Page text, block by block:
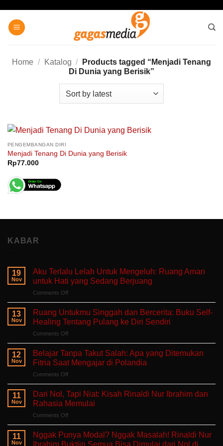
content
Home / Katalog /
Products tagged “Menjadi Tenang
Di Dunia yang Berisik”
PENGEMBANGAN DIRI
Menjadi Tenang Di Dunia yang Berisik
Rp77.000
KABAR
19
Nov
Aku Terlalu Lelah Untuk Mengeluh: Ruang Aman
untuk Hati yang Sedang Berjuang
Comments Offon
Terlalu
Untuk
Mengeluh:
Ruang
Aman
untuk
Sedang
Berjuang
13
Nov
Ruang Untukmu Singgah dan Bercerita: Buku Self-
Healing Tentang Pulang ke Diri Sendiri
Comments Offon
Untukmu
Singgah
dan
Bercerita:
Buku
Self-
Healing
ke
Diri
Sendiri
12
Nov
Belajar Tanpa Takut Salah: Apa yang Ditemukan
Fitria Saat Mengajar di Polandia
Comments Offon
Tanpa
Takut
Salah:
Apa
yang
Ditemukan
Fitria
11
Nov
Dari Nol, Tapi Niat: Kisah Rinaldi Nur Ibrahim dan
Rahasia Memulai
Comments Offon
Tapi
11
Nov
Nggak Punya Modal? Nggak Masalah! Rinaldi Nur
Ibrahim Buktiin Semua Bisa Dimulai dari Nol di